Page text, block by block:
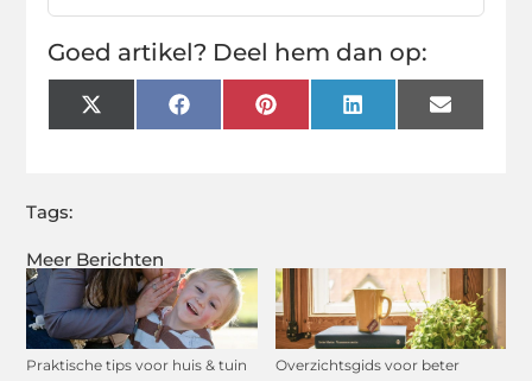
Meer Berichten
Praktische tips voor huis & tuin
Overzichtsgids voor beter
Goed artikel? Deel hem dan op:
X
(Twitter)
FacebookPinterest LinkedIn Email
Tags: